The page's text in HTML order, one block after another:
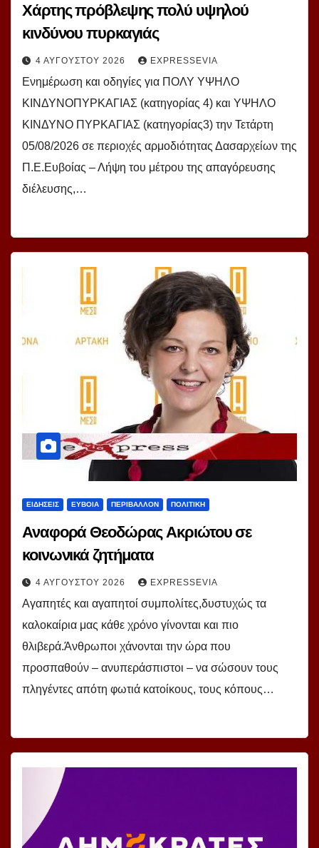
Χάρτης πρόβλεψης πολύ υψηλού
κινδύνου πυρκαγιάς
4 ΑΥΓΟΎΣΤΟΥ 2026 EXPRESSEVIA
Ενημέρωση και οδηγίες για ΠΟΛΥ ΥΨΗΛΟ
ΚΙΝΔΥΝΟΠΥΡΚΑΓΙΑΣ (κατηγορίας 4) και ΥΨΗΛΟ
ΚΙΝΔΥΝΟ ΠΥΡΚΑΓΙΑΣ (κατηγορίας3) την Τετάρτη
05/08/2026 σε περιοχές αρμοδιότητας Δασαρχείων της
Π.Ε.Ευβοίας – Λήψη του μέτρου της απαγόρευσης
διέλευσης,…
ΕΙΔΗΣΕΙΣ ΕΥΒΟΙΑ ΠΕΡΙΒΑΛΛΟΝ ΠΟΛΙΤΙΚΗ
Αναφορά Θεοδώρας Ακριώτου σε
κοινωνικά ζητήματα
4 ΑΥΓΟΎΣΤΟΥ 2026 EXPRESSEVIA
Αγαπητές και αγαπητοί συμπολίτες,δυστυχώς τα
καλοκαίρια μας κάθε χρόνο γίνονται και πιο
θλιβερά.Άνθρωποι χάνονται την ώρα που
προσπαθούν – ανυπεράσπιστοι – να σώσουν τους
πληγέντες απότη φωτιά κατοίκους, τους κόπους…